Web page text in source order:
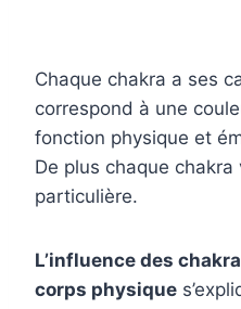
Chaque chakra a ses
correspond à une
fonction physique et
De plus chaque chakra
particulière.
L’influence des
corps physique